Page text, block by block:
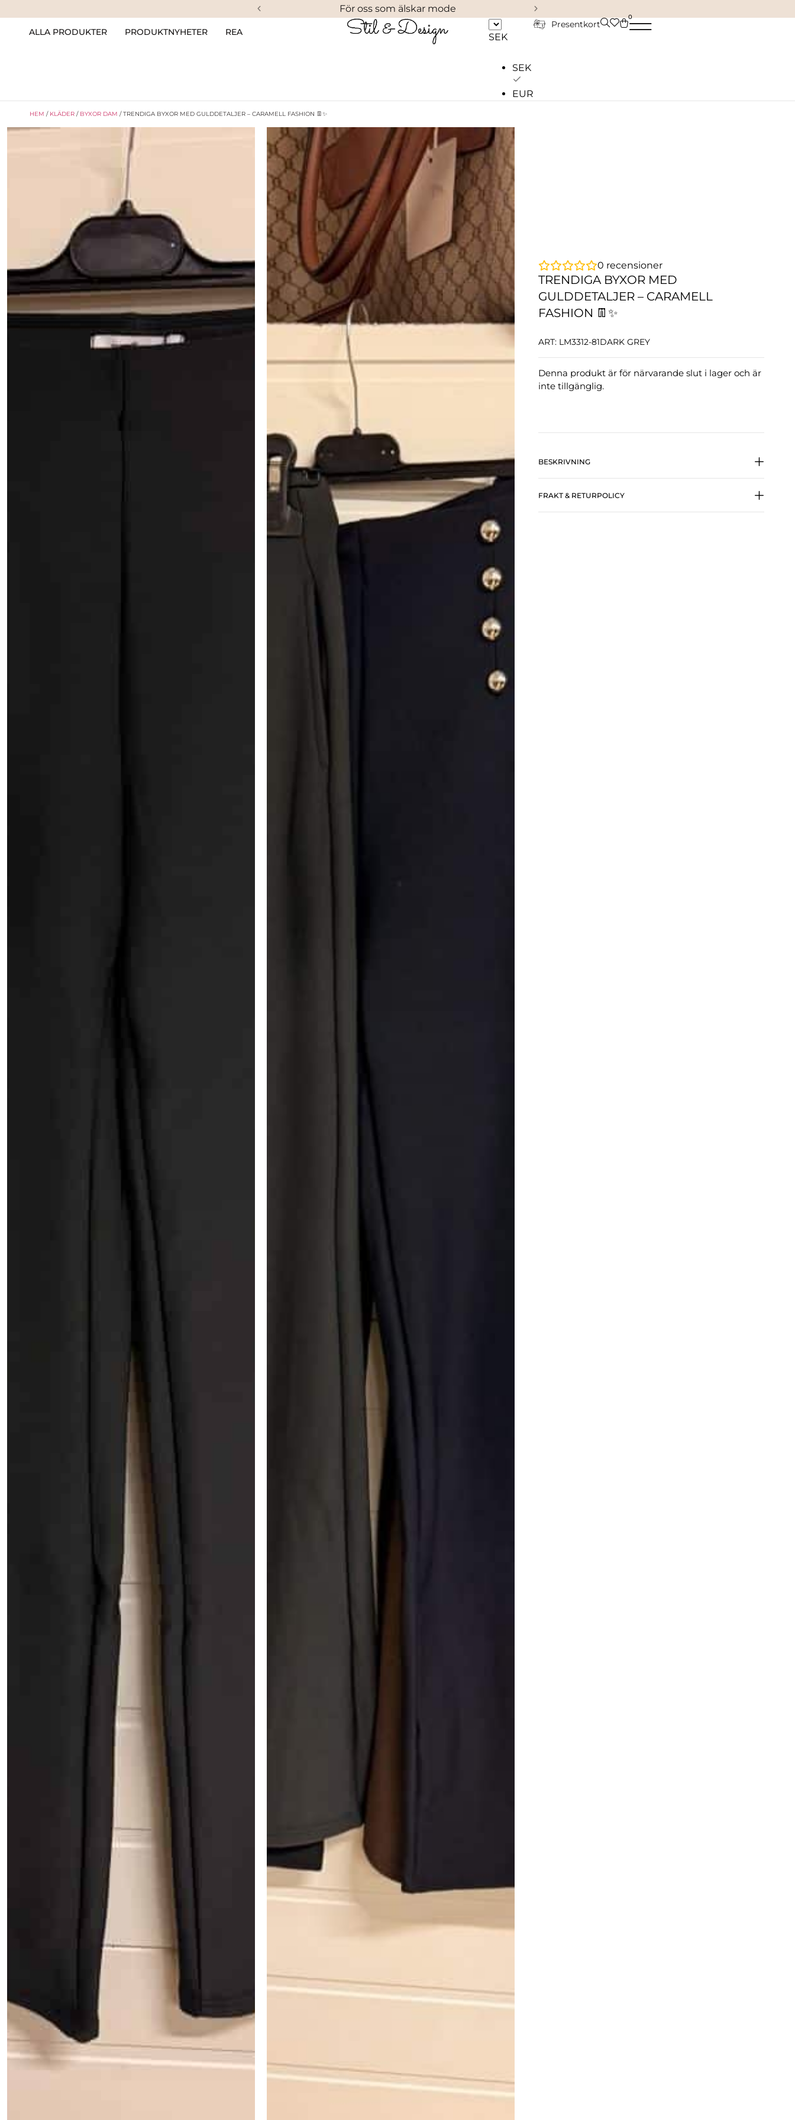
För oss som älskar mode
ALLA PRODUKTER PRODUKTNYHETER REA SEK
SEK
EUR
Presentkort
0
HEM / KLÄDER / BYXOR DAM / TRENDIGA BYXOR MED GULDDETALJER – CARAMELL FASHION 👖✨
0 recensioner
TRENDIGA BYXOR MED
GULDDETALJER – CARAMELL
FASHION 👖✨
ART: LM3312-81DARK GREY
Denna produkt är för närvarande slut i lager och är
inte tillgänglig.
BESKRIVNING
FRAKT & RETURPOLICY